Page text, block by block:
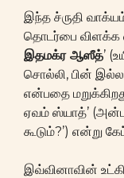
இந்த ச்ருதி
தொடர்பை விளக்க
இதமக்ர ஆஸீத்’
சொல்லி, பின்
என்பதை
ஏவம் ஸ்யாத்’
கூடும்?’) என்று
இவ்வினாவின்